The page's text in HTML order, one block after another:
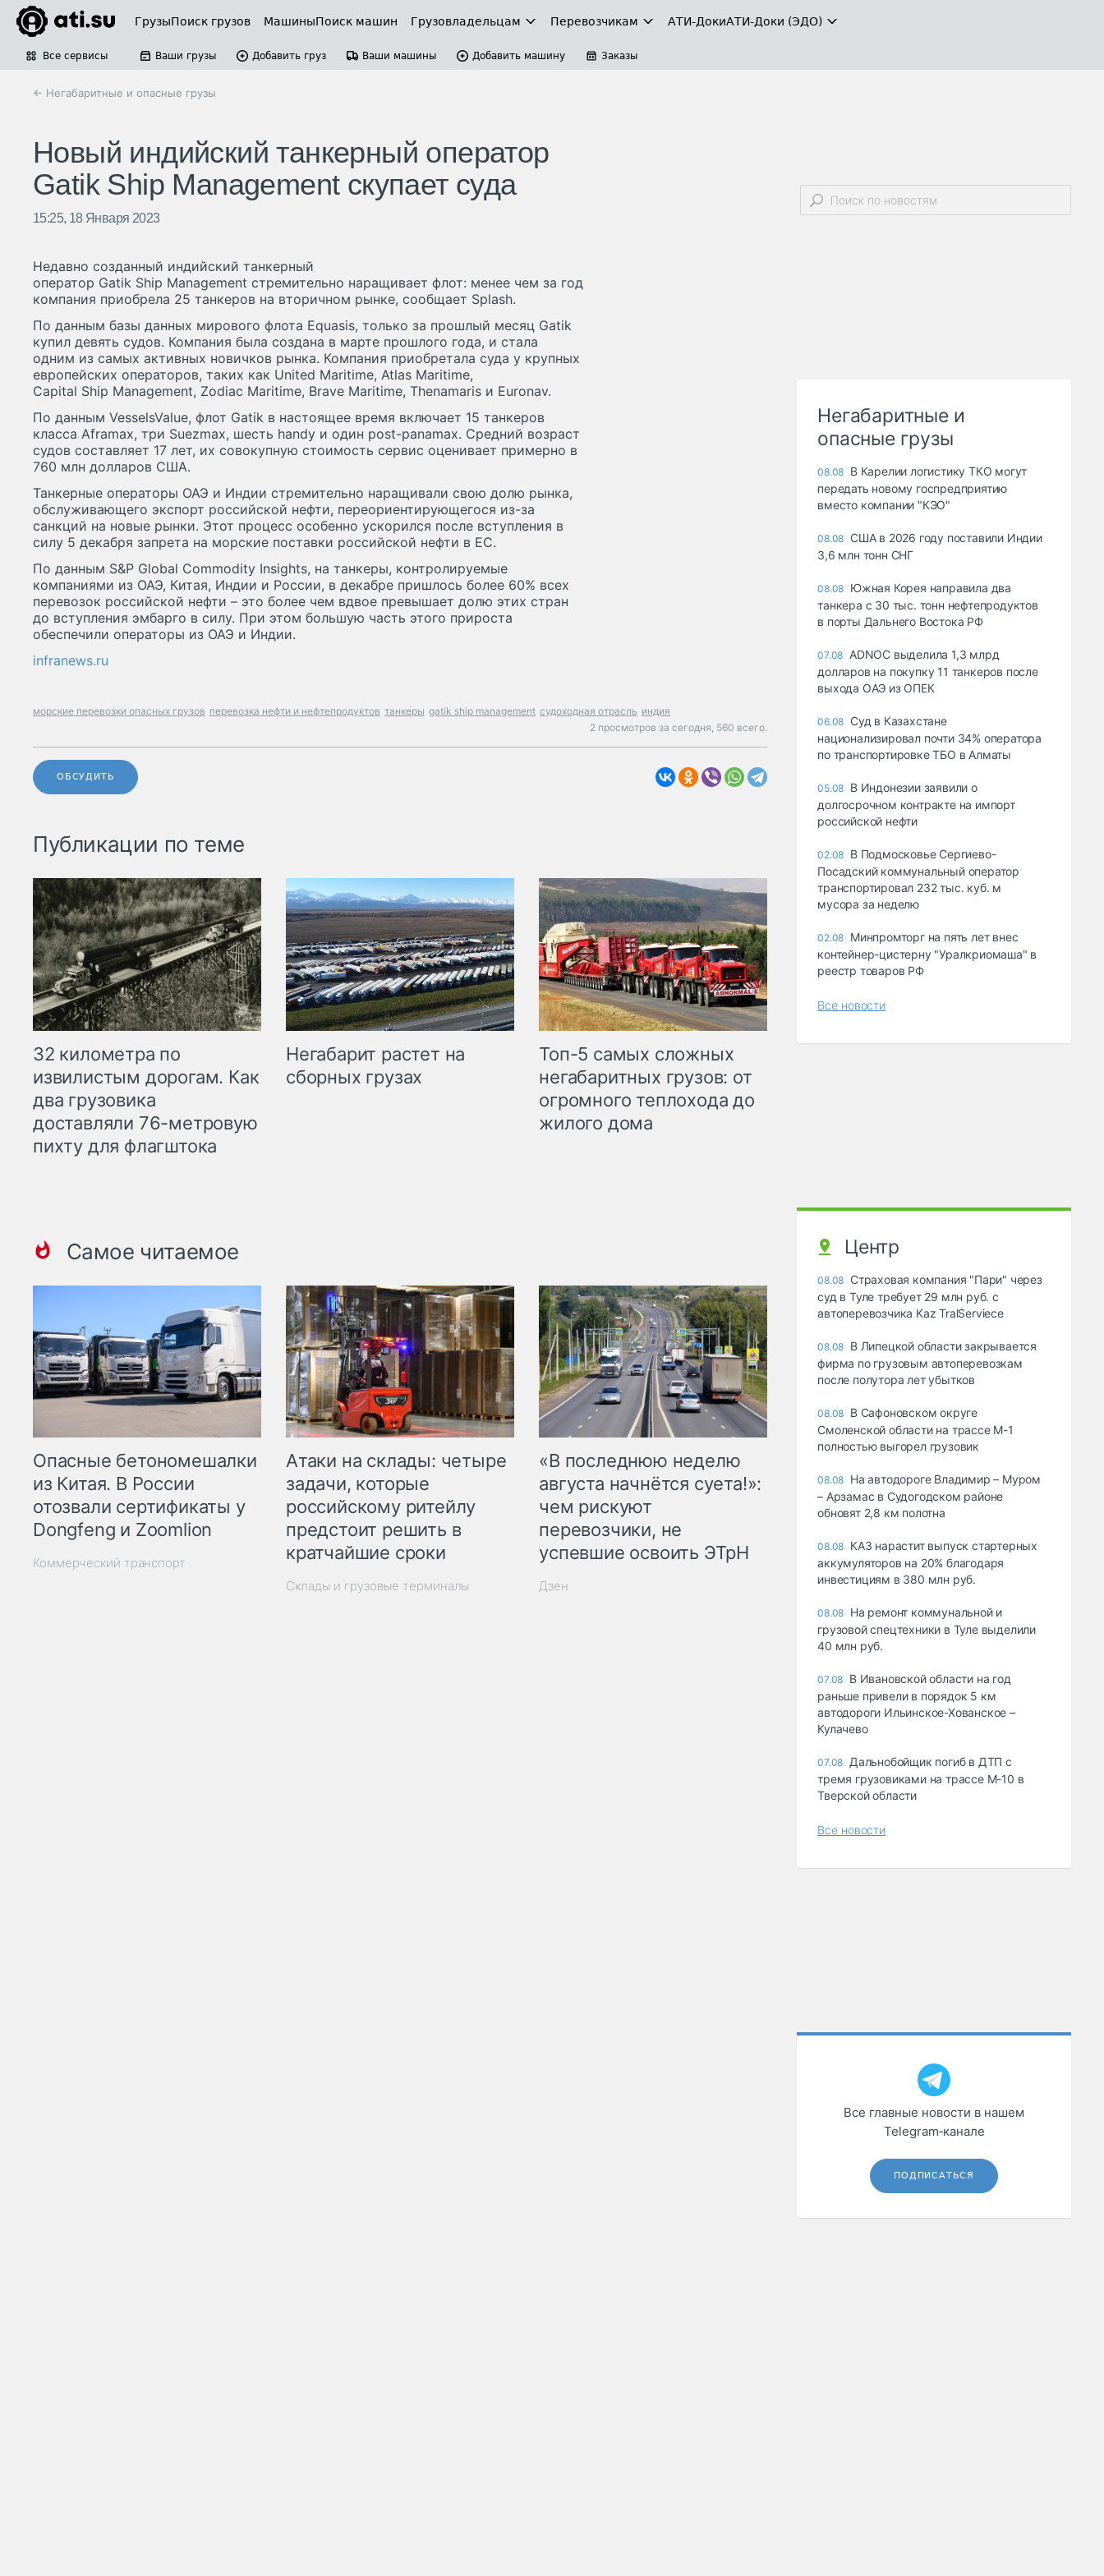
ГрузыПоиск грузов МашиныПоиск машин Грузовладельцам Перевозчикам АТИ-ДокиАТИ-Доки (ЭДО)
Все сервисы Ваши грузы Добавить груз Ваши машины Добавить машину Заказы
← Негабаритные и опасные грузы
Новый индийский танкерный оператор
Gatik Ship Management скупает суда
15:25, 18 Января 2023
Недавно созданный индийский танкерный
оператор Gatik Ship Management стремительно наращивает флот: менее чем за год
компания приобрела 25 танкеров на вторичном рынке, сообщает Splash.
По данным базы данных мирового флота Equasis, только за прошлый месяц Gatik
купил девять судов. Компания была создана в марте прошлого года, и стала
одним из самых активных новичков рынка. Компания приобретала суда у крупных
европейских операторов, таких как United Maritime, Atlas Maritime,
Capital Ship Management, Zodiac Maritime, Brave Maritime, Thenamaris и Euronav.
По данным VesselsValue, флот Gatik в настоящее время включает 15 танкеров
класса Aframax, три Suezmax, шесть handy и один post-panamax. Средний возраст
судов составляет 17 лет, их совокупную стоимость сервис оценивает примерно в
760 млн долларов США.
Танкерные операторы ОАЭ и Индии стремительно наращивали свою долю рынка,
обслуживающего экспорт российской нефти, переориентирующегося из-за
санкций на новые рынки. Этот процесс особенно ускорился после вступления в
силу 5 декабря запрета на морские поставки российской нефти в ЕС.
По данным S&P Global Commodity Insights, на танкеры, контролируемые
компаниями из ОАЭ, Китая, Индии и России, в декабре пришлось более 60% всех
перевозок российской нефти – это более чем вдвое превышает долю этих стран
до вступления эмбарго в силу. При этом большую часть этого прироста
обеспечили операторы из ОАЭ и Индии.
infranews.ru
морские перевозки опасных грузов перевозка нефти и нефтепродуктов танкеры gatik ship management судоходная отрасль индия
2 просмотров за сегодня, 560 всего.
ОБСУДИТЬ
Публикации по теме
32 километра по
извилистым дорогам. Как
два грузовика
доставляли 76-метровую
пихту для флагштока
Негабарит растет на
сборных грузах
Топ-5 самых сложных
негабаритных грузов: от
огромного теплохода до
жилого дома
Самое читаемое
Опасные бетономешалки
из Китая. В России
отозвали сертификаты у
Dongfeng и Zoomlion
Коммерческий транспорт
Атаки на склады: четыре
задачи, которые
российскому ритейлу
предстоит решить в
кратчайшие сроки
Склады и грузовые терминалы
«В последнюю неделю
августа начнётся суета!»:
чем рискуют
перевозчики, не
успевшие освоить ЭТрН
Дзен
Негабаритные и
опасные грузы
08.08 В Карелии логистику ТКО могут
передать новому госпредприятию
вместо компании "КЭО"
08.08 США в 2026 году поставили Индии
3,6 млн тонн СНГ
08.08 Южная Корея направила два
танкера с 30 тыс. тонн нефтепродуктов
в порты Дальнего Востока РФ
07.08 ADNOC выделила 1,3 млрд
долларов на покупку 11 танкеров после
выхода ОАЭ из ОПЕК
06.08 Суд в Казахстане
национализировал почти 34% оператора
по транспортировке ТБО в Алматы
05.08 В Индонезии заявили о
долгосрочном контракте на импорт
российской нефти
02.08 В Подмосковье Сергиево-
Посадский коммунальный оператор
транспортировал 232 тыс. куб. м
мусора за неделю
02.08 Минпромторг на пять лет внес
контейнер-цистерну "Уралкриомаша" в
реестр товаров РФ
Все новости
Центр
08.08 Страховая компания "Пари" через
суд в Туле требует 29 млн руб. с
автоперевозчика Kaz TralServiece
08.08 В Липецкой области закрывается
фирма по грузовым автоперевозкам
после полутора лет убытков
08.08 В Сафоновском округе
Смоленской области на трассе М-1
полностью выгорел грузовик
08.08 На автодороге Владимир – Муром
– Арзамас в Судогодском районе
обновят 2,8 км полотна
08.08 КАЗ нарастит выпуск стартерных
аккумуляторов на 20% благодаря
инвестициям в 380 млн руб.
08.08 На ремонт коммунальной и
грузовой спецтехники в Туле выделили
40 млн руб.
07.08 В Ивановской области на год
раньше привели в порядок 5 км
автодороги Ильинское-Хованское –
Кулачево
07.08 Дальнобойщик погиб в ДТП с
тремя грузовиками на трассе М-10 в
Тверской области
Все новости
Все главные новости в нашем
Telegram‑канале
ПОДПИСАТЬСЯ